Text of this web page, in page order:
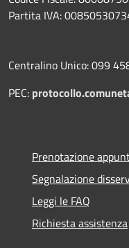
Partita IVA:
Centralino Unico: 099
PEC:
Prenotazione
Segnalazione
Leggi le FAQ
Richiesta assistenza